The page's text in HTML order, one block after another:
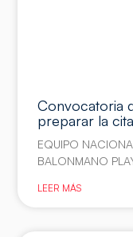
Convocatoria
preparar la
EQUIPO
BALONMANO
LEER MÁS